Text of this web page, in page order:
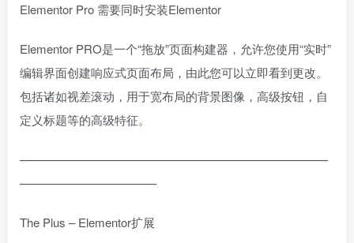
Elementor Pro 需要同时安装Elementor
Elementor PRO是一个“拖放”页面构建器，允许您使用“实时”
编辑界面创建响应式页面布局，由此您可以立即看到更改。
包括诸如视差滚动，用于宽布局的背景图像，高级按钮，自
定义标题等的高级特征。
——————————————————————————
———————————–
The Plus – Elementor扩展